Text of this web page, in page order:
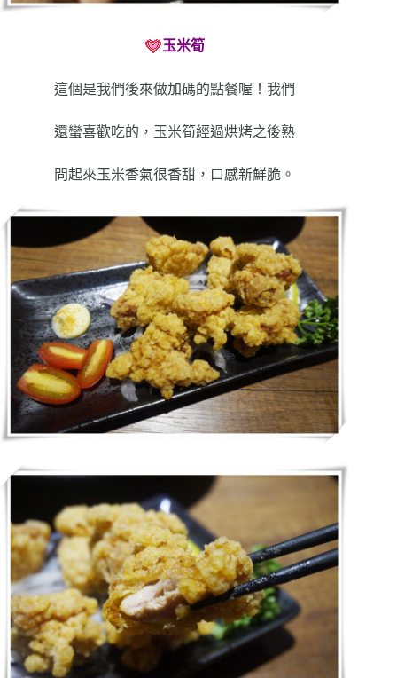
玉米筍
這個是我們後來做加碼的點餐喔！我們
還蠻喜歡吃的，玉米筍經過烘烤之後熟
問起來玉米香氣很香甜，口感新鮮脆。